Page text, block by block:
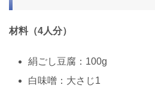
材料（4人分）
絹ごし豆腐：100g
白味噌：大さじ1